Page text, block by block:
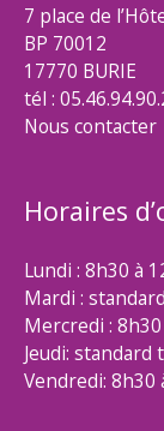
7 place de
BP 70012
17770 BURIE
tél :
Nous contacter
Horaires
Lundi : 8h30 à
Mardi :
Mercredi :
Jeudi:
Vendredi: 8h30